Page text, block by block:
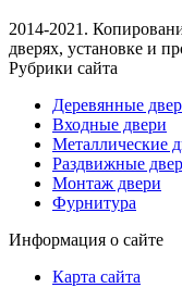
2014-2021.
дверях, установке и
Рубрики сайта
Деревянные
Входные двери
Металлические
Раздвижные
Монтаж двери
Фурнитура
Информация о сайте
Карта сайта